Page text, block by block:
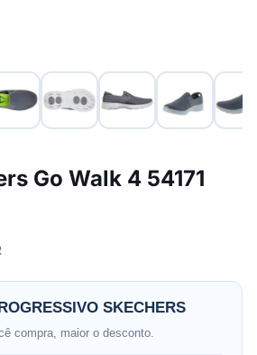
Go Walk 4 54171
SKECHERS
compra, maior o desconto.